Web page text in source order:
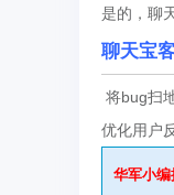
是的，聊
聊天宝
将bug扫
优化用户
华军小编